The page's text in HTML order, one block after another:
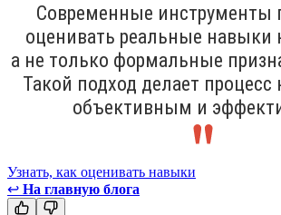
Современные инструменты
оценивать реальные навыки
а не только формальные
Такой подход делает процесс
объективным и
Узнать, как оценивать навыки
↩ На главную блога